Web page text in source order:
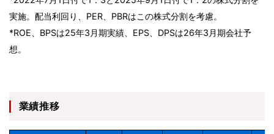
実施。配当利回り、PER、PBRはこの株式分割を考慮。
*ROE、BPSは25年3月期実績、EPS、DPSは26年3月期会社予
想。
業績推移